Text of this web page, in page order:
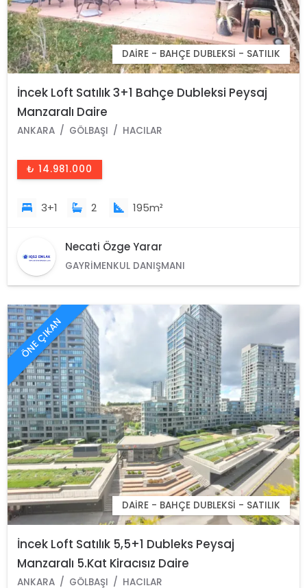
DAIRE - BAHÇE DUBLEKSI - SATILIK
İncek Loft Satılık 3+1 Bahçe Dubleksi Peysaj
Manzaralı Daire
ANKARA GÖLBAŞI HACILAR
₺ 14.981.000
3+1 2 195m²
Necati Özge Yarar
GAYRIMENKUL DANIŞMANI
ÖNE ÇIKAN
DAIRE - BAHÇE DUBLEKSI - SATILIK
İncek Loft Satılık 5,5+1 Dubleks Peysaj
Manzaralı 5.Kat Kiracısız Daire
ANKARA GÖLBAŞI HACILAR